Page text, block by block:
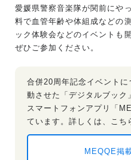
愛媛県警察音楽隊が関前にや
料で血管年齢や体組成などの
ック体験会などのイベントも
ぜひご参加ください。
合併20周年記念イベント
動させた「デジタルブック
スマートフォンアプリ「
ています。詳しくは、こち
MEQQE掲